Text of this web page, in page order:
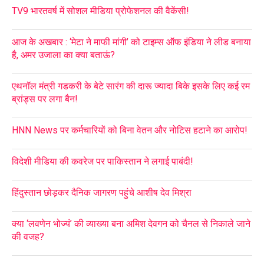
TV9 भारतवर्ष में सोशल मीडिया प्रोफेशनल की वैकेंसी!
आज के अखबार : ‘मेटा ने माफी मांगी’ को टाइम्स ऑफ इंडिया ने लीड बनाया
है, अमर उजाला का क्या बताऊं?
एथनॉल मंत्री गडकरी के बेटे सारंग की दारू ज्यादा बिके इसके लिए कई रम
ब्रांड्स पर लगा बैन!
HNN News पर कर्मचारियों को बिना वेतन और नोटिस हटाने का आरोप!
विदेशी मीडिया की कवरेज पर पाकिस्तान ने लगाई पाबंदी!
हिंदुस्तान छोड़कर दैनिक जागरण पहुंचे आशीष देव मिश्रा
क्या ‘लवणेन भोज्यं’ की व्याख्या बना अमिश देवगन को चैनल से निकाले जाने
की वजह?